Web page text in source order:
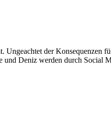
der Konsequenzen
Deniz werden durch